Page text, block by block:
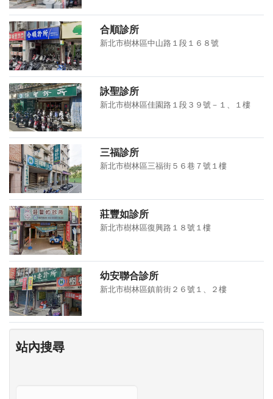
合順診所
新北市樹林區中山路１段１６８號
詠聖診所
新北市樹林區佳園路１段３９號－１、１樓
三福診所
新北市樹林區三福街５６巷７號１樓
莊豐如診所
新北市樹林區復興路１８號１樓
幼安聯合診所
新北市樹林區鎮前街２６號１、２樓
站內搜尋